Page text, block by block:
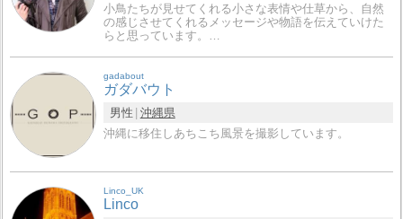
小鳥たちが見せてくれる小さな表情や仕草から、自然
の感じさせてくれるメッセージや物語を伝えていけた
らと思っています。…
gadabout
ガダバウト
男性 沖縄県
沖縄に移住しあちこち風景を撮影しています。
Linco_UK
Linco